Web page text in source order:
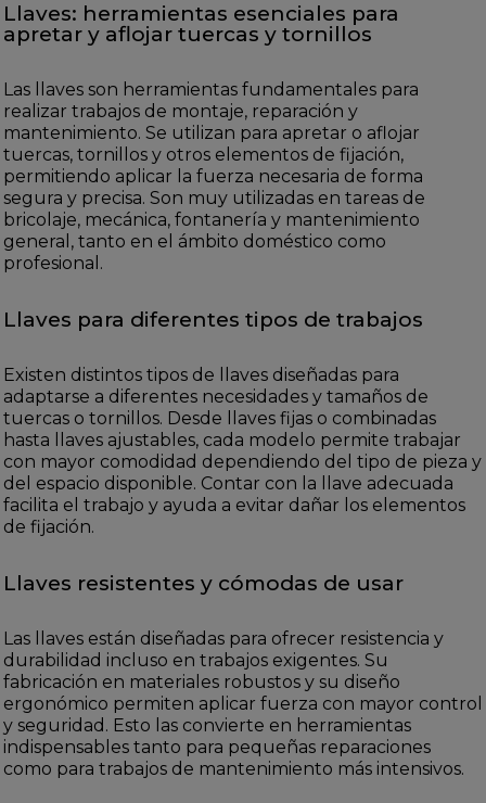
Llaves: herramientas esenciales para
apretar y aflojar tuercas y tornillos
Las llaves son herramientas fundamentales para
realizar trabajos de montaje, reparación y
mantenimiento. Se utilizan para apretar o aflojar
tuercas, tornillos y otros elementos de fijación,
permitiendo aplicar la fuerza necesaria de forma
segura y precisa. Son muy utilizadas en tareas de
bricolaje, mecánica, fontanería y mantenimiento
general, tanto en el ámbito doméstico como
profesional.
Llaves para diferentes tipos de trabajos
Existen distintos tipos de llaves diseñadas para
adaptarse a diferentes necesidades y tamaños de
tuercas o tornillos. Desde llaves fijas o combinadas
hasta llaves ajustables, cada modelo permite trabajar
con mayor comodidad dependiendo del tipo de pieza y
del espacio disponible. Contar con la llave adecuada
facilita el trabajo y ayuda a evitar dañar los elementos
de fijación.
Llaves resistentes y cómodas de usar
Las llaves están diseñadas para ofrecer resistencia y
durabilidad incluso en trabajos exigentes. Su
fabricación en materiales robustos y su diseño
ergonómico permiten aplicar fuerza con mayor control
y seguridad. Esto las convierte en herramientas
indispensables tanto para pequeñas reparaciones
como para trabajos de mantenimiento más intensivos.